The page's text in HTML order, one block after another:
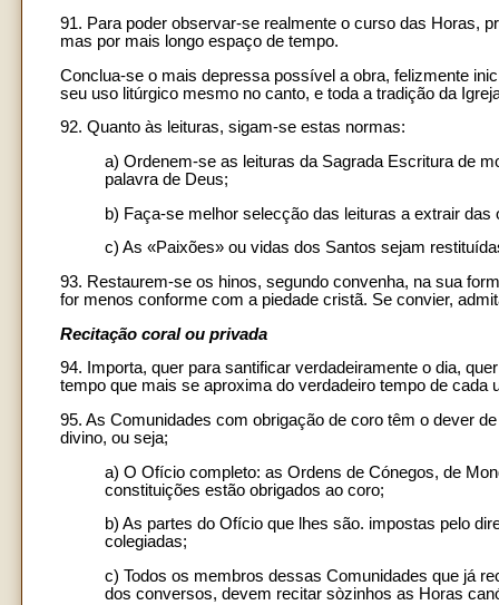
91. Para poder observar-se realmente o curso das Horas,
mas por mais longo espaço de tempo.
Conclua-se o mais depressa possível a obra, felizmente
seu uso litúrgico mesmo no canto, e toda a tradição da
92. Quanto às leituras, sigam-se estas normas:
a) Ordenem-se as leituras da Sagrada Escritura de
palavra de Deus;
b) Faça-se melhor selecção das leituras a extrair
c) As «Paixões» ou vidas dos Santos sejam
93. Restaurem-se os hinos, segundo convenha, na sua
for menos conforme com a piedade cristã. Se convier,
Recitação coral ou privada
94. Importa, quer para santificar verdadeiramente o dia,
tempo que mais se aproxima do verdadeiro tempo de cada
95. As Comunidades com obrigação de coro têm o dever
divino, ou seja;
a) O Ofício completo: as Ordens de Cónegos, de
constituições estão obrigados ao coro;
b) As partes do Ofício que lhes são. impostas pelo
colegiadas;
c) Todos os membros dessas Comunidades que já
dos conversos, devem recitar sòzinhos as Horas